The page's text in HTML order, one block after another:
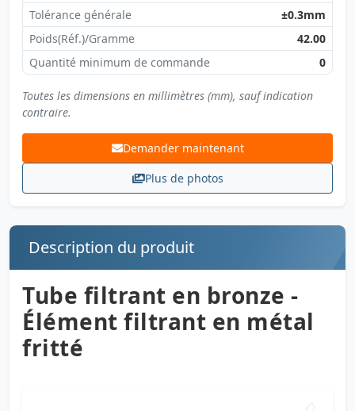
Tolérance générale
±0.3mm
Poids(Réf.)/Gramme
42.00
Quantité minimum de commande
0
Toutes les dimensions en millimètres (mm), sauf indication
contraire.
Demander maintenant
Plus de photos
Description du produit
Tube filtrant en bronze -
Élément filtrant en métal
fritté